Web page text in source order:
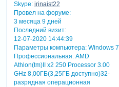
Skype: irinaist22
Провел на форуме:
3 месяца 9 дней
Последний визит:
12-07-2020 14:44:39
Параметры компьютера:Windows 7
Профессиональная. AMD
Athlon(tm)II x2 250 Processor 3.00
GHz 8,00ГБ(3,25ГБ доступно)32-
разрядная операционная